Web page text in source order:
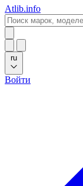
Atlib.info
ru
Войти